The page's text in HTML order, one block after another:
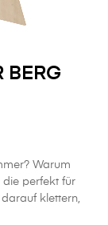
BERG
Warum
die perfekt für
klettern,